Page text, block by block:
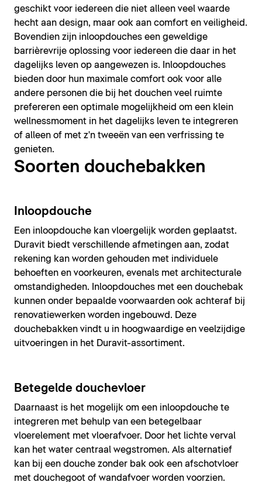
geschikt voor iedereen die niet alleen veel waarde
hecht aan design, maar ook aan comfort en veiligheid.
Bovendien zijn inloopdouches een geweldige
barrièrevrije oplossing voor iedereen die daar in het
dagelijks leven op aangewezen is. Inloopdouches
bieden door hun maximale comfort ook voor alle
andere personen die bij het douchen veel ruimte
prefereren een optimale mogelijkheid om een klein
wellnessmoment in het dagelijks leven te integreren
of alleen of met z'n tweeën van een verfrissing te
genieten.
Soorten douchebakken
Inloopdouche
Een inloopdouche kan vloergelijk worden geplaatst.
Duravit biedt verschillende afmetingen aan, zodat
rekening kan worden gehouden met individuele
behoeften en voorkeuren, evenals met architecturale
omstandigheden. Inloopdouches met een douchebak
kunnen onder bepaalde voorwaarden ook achteraf bij
renovatiewerken worden ingebouwd. Deze
douchebakken vindt u in hoogwaardige en veelzijdige
uitvoeringen in het Duravit-assortiment.
Betegelde douchevloer
Daarnaast is het mogelijk om een inloopdouche te
integreren met behulp van een betegelbaar
vloerelement met vloerafvoer. Door het lichte verval
kan het water centraal wegstromen. Als alternatief
kan bij een douche zonder bak ook een afschotvloer
met douchegoot of wandafvoer worden voorzien.